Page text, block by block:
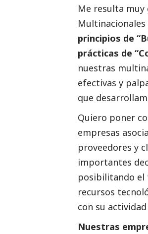
Me resulta
principios de
prácticas de
nuestras
efectivas y
que
Quiero poner
empresas
proveedores y
importantes
posibilitando el
recursos
con su
Nuestras